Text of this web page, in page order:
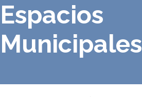
Espacios
Municipales